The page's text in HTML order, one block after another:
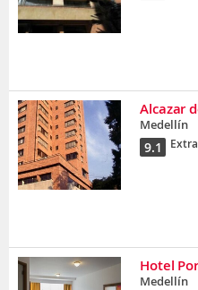
Alcazar
Medellín
9.1
Hotel
Medellín